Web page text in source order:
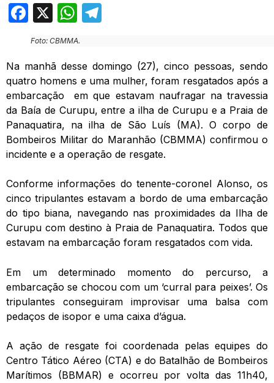
Facebook
X WhatsApp
Foto: CBMMA.
Na manhã desse domingo (27), cinco pessoas, sendo
quatro homens e uma mulher, foram resgatados após a
embarcação em que estavam naufragar na travessia
da Baía de Curupu, entre a ilha de Curupu e a Praia de
Panaquatira, na ilha de São Luís (MA). O corpo de
Bombeiros Militar do Maranhão (CBMMA) confirmou o
incidente e a operação de resgate.
Conforme informações do tenente-coronel Alonso, os
cinco tripulantes estavam a bordo de uma embarcação
do tipo biana, navegando nas proximidades da Ilha de
Curupu com destino à Praia de Panaquatira. Todos que
estavam na embarcação foram resgatados com vida.
Em um determinado momento do percurso, a
embarcação se chocou com um ‘curral para peixes’. Os
tripulantes conseguiram improvisar uma balsa com
pedaços de isopor e uma caixa d’água.
A ação de resgate foi coordenada pelas equipes do
Centro Tático Aéreo (CTA) e do Batalhão de Bombeiros
Marítimos (BBMAR) e ocorreu por volta das 11h40,